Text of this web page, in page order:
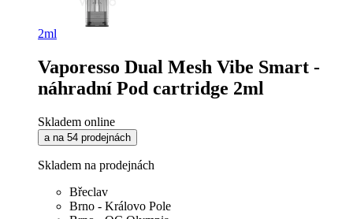
2ml
Vaporesso Dual Mesh Vibe Smart -
náhradní Pod cartridge 2ml
Skladem online
a na 54 prodejnách
Skladem na prodejnách
Břeclav
Brno - Královo Pole